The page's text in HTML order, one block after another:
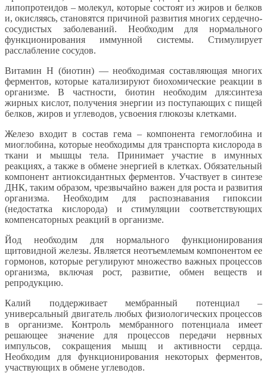
липопротеидов – молекул, которые состоят из жиров и белков
и, окисляясь, становятся причиной развития многих сердечно-
сосудистых заболеваний. Необходим для нормального
функционирования иммунной системы. Стимулирует
расслабление сосудов.
Витамин Н (биотин) — необходимая составляющая многих
ферментов, которые катализируют биохомические реакции в
организме. В частности, биотин необходим для:синтеза
жирных кислот, получения энергии из поступающих с пищей
белков, жиров и углеводов, усвоения глюкозы клетками.
Железо входит в состав гема – компонента гемоглобина и
миоглобина, которые необходимы для транспорта кислорода в
ткани и мышцы тела. Принимает участие в имунных
реакциях, а также в обмене энергией в клетках. Обязательный
компонент антиоксидантных ферментов. Участвует в синтезе
ДНК, таким образом, чрезвычайно важен для роста и развития
организма. Необходим для распознавания гипоксии
(недостатка кислорода) и стимуляции соответствующих
компенсаторных реакций в организме.
Йод необходим для нормального функционирования
щитовидной железы. Является неотъемлемым компонентом ее
гормонов, которые регулируют множество важных процессов
организма, включая рост, развитие, обмен веществ и
репродукцию.
Калий поддерживает мембранный потенциал –
универсальный двигатель любых физиологических процессов
в организме. Контроль мембранного потенциала имеет
решающее значение для процессов передачи нервных
импульсов, сокращения мышц и активности сердца.
Необходим для функционирования некоторых ферментов,
участвующих в обмене углеводов.